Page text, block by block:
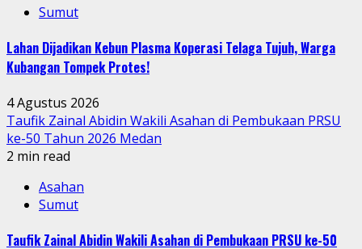
Sumut
Lahan Dijadikan Kebun Plasma Koperasi Telaga Tujuh, Warga
Kubangan Tompek Protes!
4 Agustus 2026
Taufik Zainal Abidin Wakili Asahan di Pembukaan PRSU
ke-50 Tahun 2026 Medan
2 min read
Asahan
Sumut
Taufik Zainal Abidin Wakili Asahan di Pembukaan PRSU ke-50